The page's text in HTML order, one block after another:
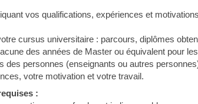
vos qualifications, expériences et
cursus universitaire : parcours, diplômes
des années de Master ou équivalent pour
des personnes (enseignants ou autres
votre motivation et votre travail.
: